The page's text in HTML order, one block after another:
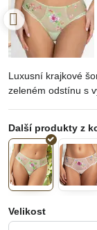
Luxusní krajkové
zeleném odstínu s
Velikost